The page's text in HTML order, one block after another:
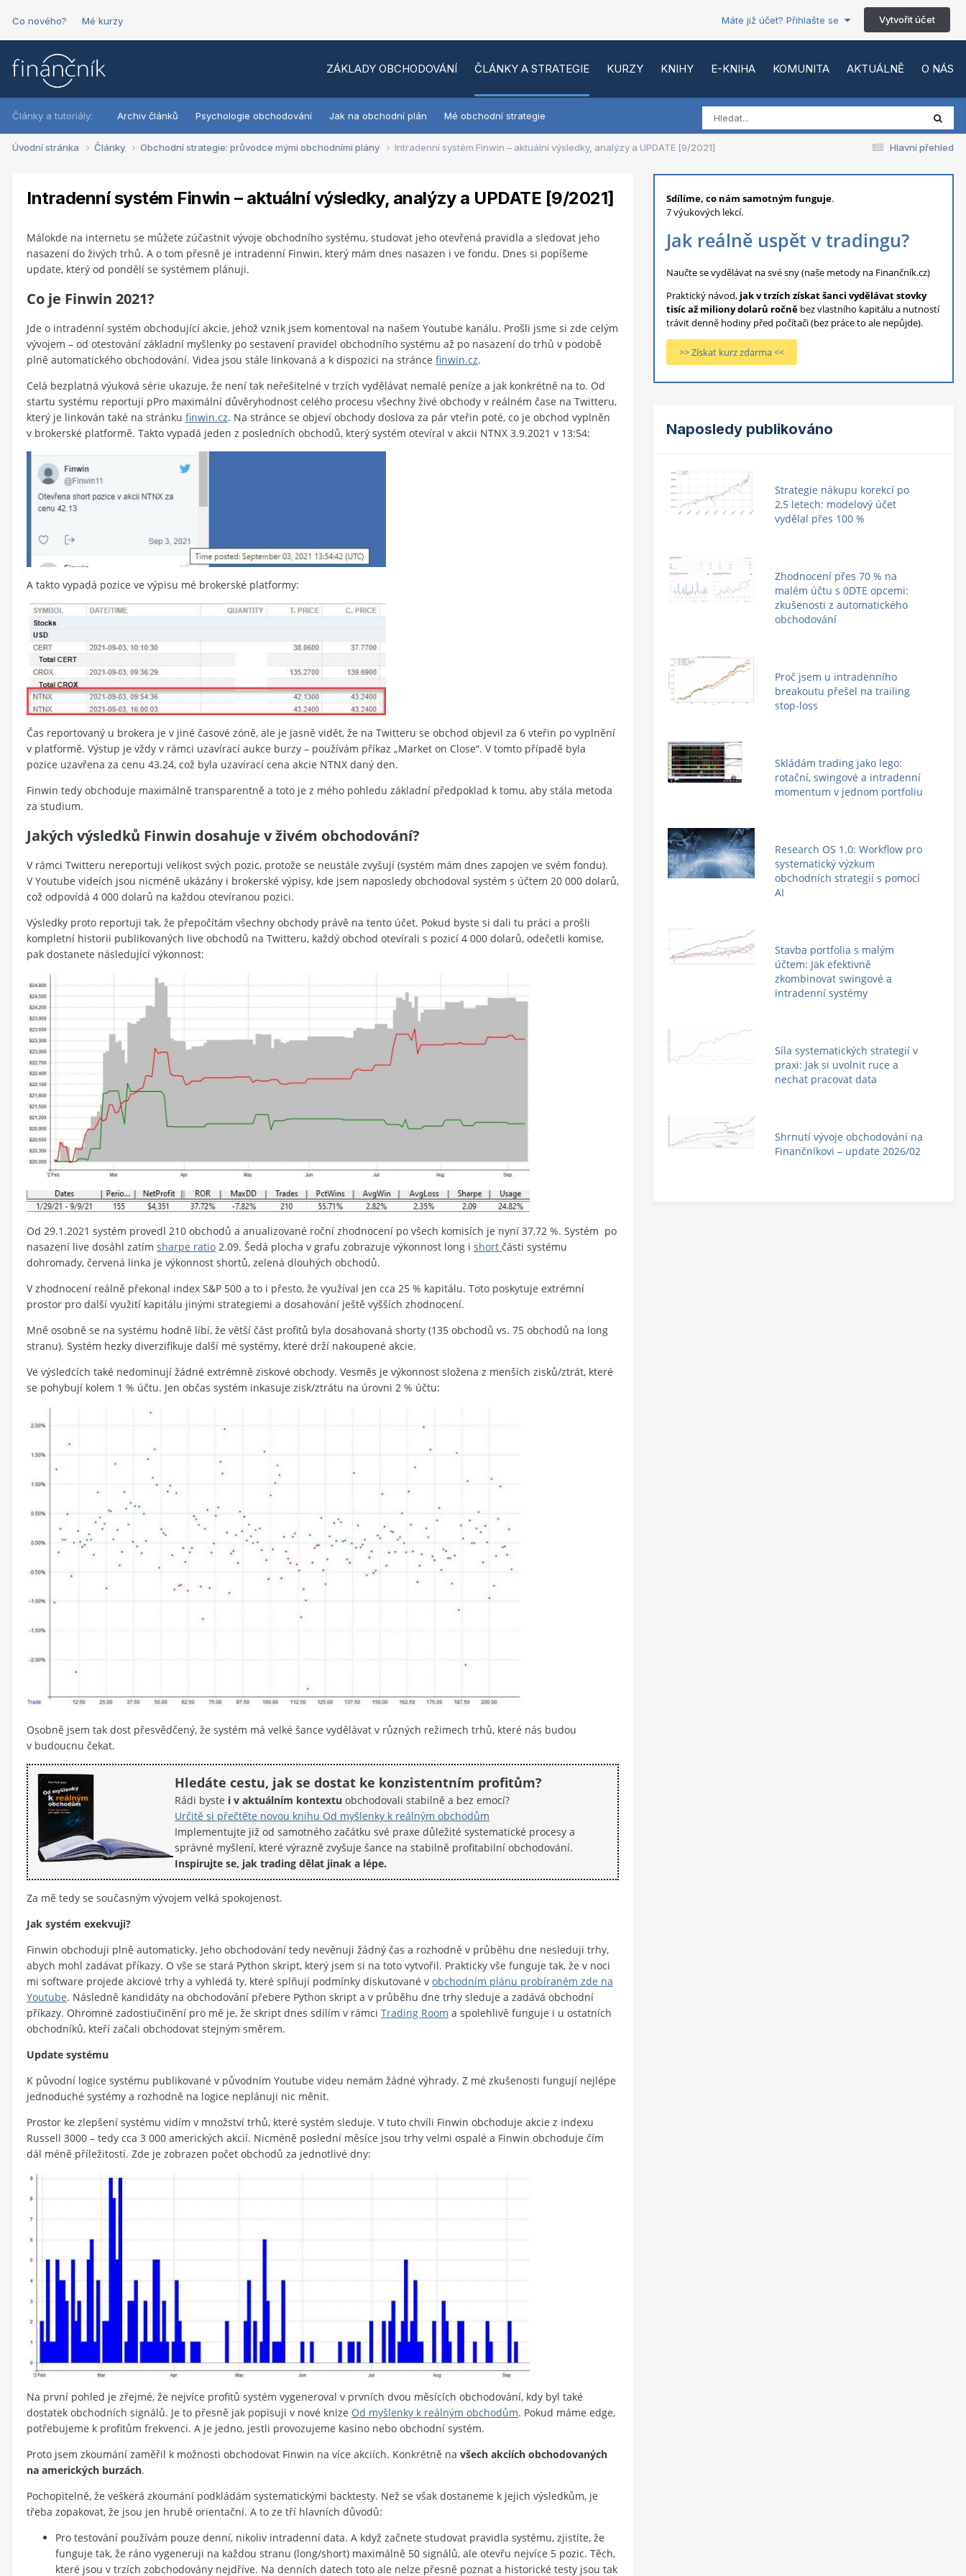
Co nového? Mé kurzy Máte již účet? Přihlašte se Vytvořit účet
ZÁKLADY OBCHODOVÁNÍ ČLÁNKY A STRATEGIE KURZY KNIHY E-KNIHA KOMUNITA AKTUÁLNĚ O NÁS
Články a tutoriály: Archiv článků Psychologie obchodování Jak na obchodní plán Mé obchodní strategie
Hlavní přehled
Úvodní stránka Články Obchodní strategie: průvodce mými obchodními plány Intradenní systém Finwin – aktuální výsledky, analýzy a UPDATE [9/2021]
Intradenní systém Finwin – aktuální výsledky, analýzy a UPDATE [9/2021]
Málokde na internetu se můžete zúčastnit vývoje obchodního systému, studovat jeho otevřená pravidla a sledovat jeho
nasazení do živých trhů. A o tom přesně je intradenní Finwin, který mám dnes nasazen i ve fondu. Dnes si popíšeme
update, který od pondělí se systémem plánuji.
Co je Finwin 2021?
Jde o intradenní systém obchodující akcie, jehož vznik jsem komentoval na našem Youtube kanálu. Prošli jsme si zde celým
vývojem – od otestování základní myšlenky po sestavení pravidel obchodního systému až po nasazení do trhů v podobě
plně automatického obchodování. Videa jsou stále linkovaná a k dispozici na stránce finwin.cz.
Celá bezplatná výuková série ukazuje, že není tak neřešitelné v trzích vydělávat nemalé peníze a jak konkrétně na to. Od
startu systému reportuji pPro maximální důvěryhodnost celého procesu všechny živé obchody v reálném čase na Twitteru,
který je linkován také na stránku finwin.cz. Na stránce se objeví obchody doslova za pár vteřin poté, co je obchod vyplněn
v brokerské platformě. Takto vypadá jeden z posledních obchodů, který systém otevíral v akcii NTNX 3.9.2021 v 13:54:
A takto vypadá pozice ve výpisu mé brokerské platformy:
Čas reportovaný u brokera je v jiné časové zóně, ale je jasně vidět, že na Twitteru se obchod objevil za 6 vteřin po vyplnění
v platformě. Výstup je vždy v rámci uzavírací aukce burzy – používám příkaz „Market on Close“. V tomto případě byla
pozice uzavřena za cenu 43.24, což byla uzavírací cena akcie NTNX daný den.
Finwin tedy obchoduje maximálně transparentně a toto je z mého pohledu základní předpoklad k tomu, aby stála metoda
za studium.
Jakých výsledků Finwin dosahuje v živém obchodování?
V rámci Twitteru nereportuji velikost svých pozic, protože se neustále zvyšují (systém mám dnes zapojen ve svém fondu).
V Youtube videích jsou nicméně ukázány i brokerské výpisy, kde jsem naposledy obchodoval systém s účtem 20 000 dolarů,
což odpovídá 4 000 dolarů na každou otevíranou pozici.
Výsledky proto reportuji tak, že přepočítám všechny obchody právě na tento účet. Pokud byste si dali tu práci a prošli
kompletní historii publikovaných live obchodů na Twitteru, každý obchod otevírali s pozicí 4 000 dolarů, odečetli komise,
pak dostanete následující výkonnost:
Od 29.1.2021 systém provedl 210 obchodů a anualizované roční zhodnocení po všech komisích je nyní 37,72 %. Systém po
nasazení live dosáhl zatím sharpe ratio 2.09. Šedá plocha v grafu zobrazuje výkonnost long i short části systému
dohromady, červená linka je výkonnost shortů, zelená dlouhých obchodů.
V zhodnocení reálně překonal index S&P 500 a to i přesto, že využíval jen cca 25 % kapitálu. Toto poskytuje extrémní
prostor pro další využití kapitálu jinými strategiemi a dosahování ještě vyšších zhodnocení.
Mně osobně se na systému hodně líbí, že větší část profitů byla dosahovaná shorty (135 obchodů vs. 75 obchodů na long
stranu). Systém hezky diverzifikuje další mé systémy, které drží nakoupené akcie.
Ve výsledcích také nedominují žádné extrémně ziskové obchody. Vesměs je výkonnost složena z menších zisků/ztrát, které
se pohybují kolem 1 % účtu. Jen občas systém inkasuje zisk/ztrátu na úrovni 2 % účtu:
Osobně jsem tak dost přesvědčený, že systém má velké šance vydělávat v různých režimech trhů, které nás budou
v budoucnu čekat.
Hledáte cestu, jak se dostat ke konzistentním profitům?
Rádi byste i v aktuálním kontextu obchodovali stabilně a bez emocí?
Určitě si přečtěte novou knihu Od myšlenky k reálným obchodům
Implementujte již od samotného začátku své praxe důležité systematické procesy a
správné myšlení, které výrazně zvyšuje šance na stabilně profitabilní obchodování.
Inspirujte se, jak trading dělat jinak a lépe.
Za mě tedy se současným vývojem velká spokojenost.
Jak systém exekvuji?
Finwin obchoduji plně automaticky. Jeho obchodování tedy nevěnuji žádný čas a rozhodně v průběhu dne nesleduji trhy,
abych mohl zadávat příkazy. O vše se stará Python skript, který jsem si na toto vytvořil. Prakticky vše funguje tak, že v noci
mi software projede akciové trhy a vyhledá ty, které splňují podmínky diskutované v obchodním plánu probíraném zde na
Youtube. Následně kandidáty na obchodování přebere Python skript a v průběhu dne trhy sleduje a zadává obchodní
příkazy. Ohromné zadostiučinění pro mě je, že skript dnes sdílím v rámci Trading Room a spolehlivě funguje i u ostatních
obchodníků, kteří začali obchodovat stejným směrem.
Update systému
K původní logice systému publikované v původním Youtube videu nemám žádné výhrady. Z mé zkušenosti fungují nejlépe
jednoduché systémy a rozhodně na logice neplánuji nic měnit.
Prostor ke zlepšení systému vidím v množství trhů, které systém sleduje. V tuto chvíli Finwin obchoduje akcie z indexu
Russell 3000 – tedy cca 3 000 amerických akcií. Nicméně poslední měsíce jsou trhy velmi ospalé a Finwin obchoduje čím
dál méně příležitostí. Zde je zobrazen počet obchodů za jednotlivé dny:
Na první pohled je zřejmé, že nejvíce profitů systém vygeneroval v prvních dvou měsících obchodování, kdy byl také
dostatek obchodních signálů. Je to přesně jak popisuji v nové knize Od myšlenky k reálným obchodům. Pokud máme edge,
potřebujeme k profitům frekvenci. A je jedno, jestli provozujeme kasino nebo obchodní systém.
Proto jsem zkoumání zaměřil k možnosti obchodovat Finwin na více akciích. Konkrétně na všech akciích obchodovaných
na amerických burzách.
Pochopitelně, že veškerá zkoumání podkládám systematickými backtesty. Než se však dostaneme k jejich výsledkům, je
třeba zopakovat, že jsou jen hrubě orientační. A to ze tří hlavních důvodů:
Pro testování používám pouze denní, nikoliv intradenní data. A když začnete studovat pravidla systému, zjistíte, že
funguje tak, že ráno vygeneruji na každou stranu (long/short) maximálně 50 signálů, ale otevřu nejvíce 5 pozic. Těch,
které jsou v trzích zobchodovány nejdříve. Na denních datech toto ale nelze přesně poznat a historické testy jsou tak
Sdílíme, co nám samotným funguje.
7 výukových lekcí.
Jak reálně uspět v tradingu?
Naučte se vydělávat na své sny (naše metody na Finančník.cz)
Praktický návod, jak v trzích získat šanci vydělávat stovky
tisíc až miliony dolarů ročněbez vlastního kapitálu a nutností
trávit denně hodiny před počítači (bez práce to ale nepůjde).
>> Získat kurz zdarma <<
Naposledy publikováno
Strategie nákupu korekcí po
2,5 letech: modelový účet
vydělal přes 100 %
Zhodnocení přes 70 % na
malém účtu s 0DTE opcemi:
zkušenosti z automatického
obchodování
Proč jsem u intradenního
breakoutu přešel na trailing
stop-loss
Skládám trading jako lego:
rotační, swingové a intradenní
momentum v jednom portfoliu
Research OS 1.0: Workflow pro
systematický výzkum
obchodních strategií s pomocí
AI
Stavba portfolia s malým
účtem: Jak efektivně
zkombinovat swingové a
intradenní systémy
Síla systematických strategií v
praxi: Jak si uvolnit ruce a
nechat pracovat data
Shrnutí vývoje obchodování na
Finančníkovi – update 2026/02